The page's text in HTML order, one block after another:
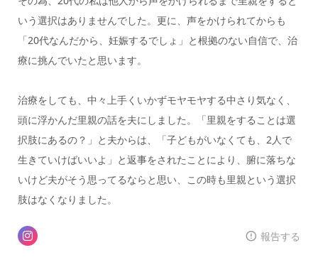
いう選択はありませんでした。更に、声をかけられてからも
「20代なんだから、妊娠するでしょ」と根拠のない自信で、治
療に挑んでいたと思います。
治療をしても、中々上手くいかずモヤモヤする中さり気なく、
頭に浮かんだ里親の話を夫にしました。「里親をすることは選
択肢にあるの？」と夫からは、「子どもがいなくても、2人で
生きていけばいいよ」と返事をされたことにより、腑に落ちな
いけど夫がそう思ってるならと思い、この時も里親という選択
肢はなくなりました。
報告する